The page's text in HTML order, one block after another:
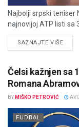
Najbolji srpski
najnovijoj ATP listi sa
SAZNAJTE VIŠE
Čelsi kažnjen sa
Romana
BY MIŠKO PETROVIĆ
FUDBAL